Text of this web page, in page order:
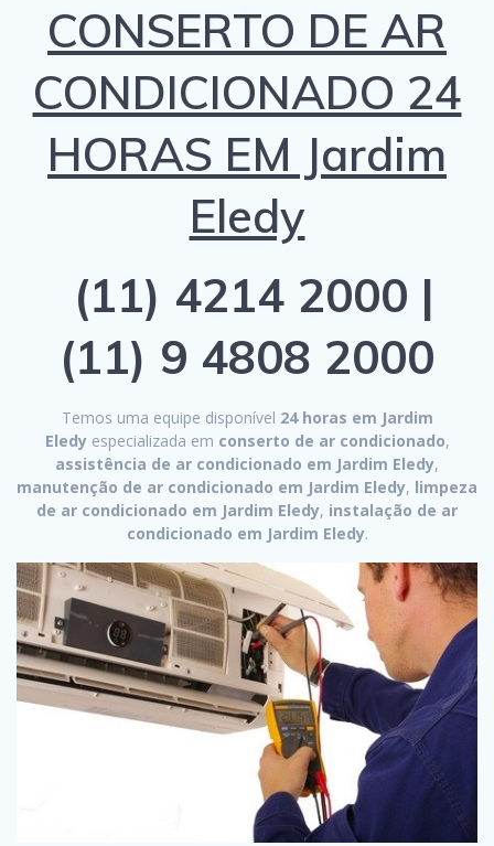
CONSERTO DE AR
CONDICIONADO 24
HORAS EM Jardim
Eledy
(11) 4214 2000 |
(11) 9 4808 2000
Temos uma equipe disponível 24 horas em Jardim
Eledyespecializada em conserto de ar condicionado,
assistência de ar condicionado em Jardim Eledy,
manutenção de ar condicionado em Jardim Eledy, limpeza
de ar condicionado em Jardim Eledy, instalação de ar
condicionado em Jardim Eledy.